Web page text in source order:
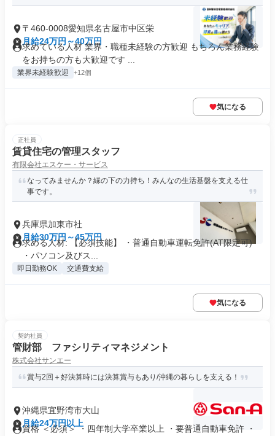
〒460-0008愛知県名古屋市中区栄
月給24万円～40万円
求めている人材 業界・職種未経験の方歓迎 もちろん業務経験
をお持ちの方も大歓迎です ...
業界未経験歓迎 +12個
気になる
正社員
賃貸住宅の管理スタッフ
有限会社エスケー・サービス
なってみませんか？縁の下の力持ち！みんなの生活基盤を支える仕
事です。
兵庫県加東市社
月給30万円～45万円
求める人材: 【必須技能】 ・普通自動車運転免許(AT限定可)
・パソコン及びス...
即日勤務OK 交通費支給
気になる
契約社員
管財部 ファシリティマネジメント
株式会社サンエー
賞与2回＋好決算時には決算賞与もあり/沖縄の暮らしを支える！
沖縄県宜野湾市大山
月給24万円以上
資格 ＜必須＞ ・四年制大学卒業以上 ・要普通自動車免許 ・